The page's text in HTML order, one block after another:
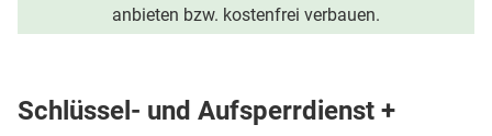
anbieten bzw. kostenfrei verbauen.
Schlüssel- und Aufsperrdienst +